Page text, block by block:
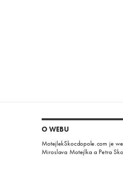
O WEBU
MotejlekSkocdopole.com je
Miroslava Motejlka a Petra